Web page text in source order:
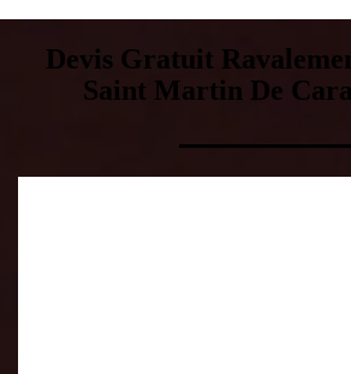
Devis Gratuit
Saint Martin De